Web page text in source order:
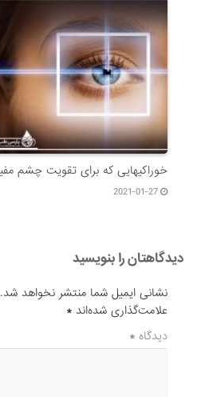
خوراکیهایی که برای تقویت چشم
2021-01-27
دیدگاهتان را بنویسید
نشانی ایمیل شما منتشر نخواهد شد.
علامت‌گذاری شده‌اند*
دیدگاه*